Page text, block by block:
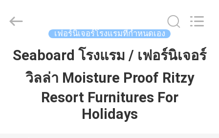
บ้าน
Paken
Furniture
Rights
Reserved.
เฟอร์นิเจอร์โรงแรมที่กำหนดเอง
Seaboard โรงแรม / เฟอร์นิเจอร์
วิลล่า Moisture Proof Ritzy
Resort Furnitures For
Holidays